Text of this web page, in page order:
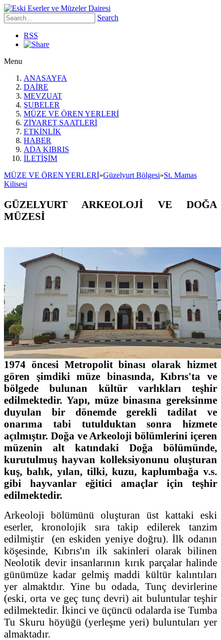
Search
RSS
Menu
ANASAYFA
DAİRE
MEVZUAT
ŞUBELER
MÜZE VE ÖREN YERLERİ
ZİYARET SAATLERİ
ETKİNLİK
HABER
ADA KIBRIS
İLETİŞİM
MÜZE VE ÖREN YERLERİ»Güzelyurt Bölgesi»St. Mamas
Kilisesi
GÜZELYURT ARKEOLOJİ VE DOĞA
MÜZESİ
1974 öncesi Metropolit binası olarak hizmet
gören şimdiki müze binasında, Kıbrıs'ta ve
bölgede bulunan kültür varlıkları teşhir
edilmektedir. Yapı, müze binasına gereksinme
duyulan bir dönemde gerekli tadilat ve
onarıma tabi tutulduktan sonra hizmete
açılmıştır. Doğa ve Arkeoloji bölümlerini içeren
müzenin alt katındaki Doğa bölümünde,
kurutulmuş hayvan kolleksiyonunu oluşturan
kuş, balık, yılan, tilki, kuzu, kaplumbağa v.s.
gibi hayvanlar eğitici amaçlar için teşhir
edilmektedir.
Arkeoloji bölümünü oluşturan üst kattaki eski
eserler, kronolojik sıra takip edilerek tanzim
edilmiştir (en eskiden yeniye doğru). İlk odanın
köşesinde, Kıbrıs'ın ilk sakinleri olarak bilinen
Neolotik devir insanlarının kırık parçalar halinde
günümüze kadar gelmiş maddi kültür kalıntıları
yer almaktdır. Yine bu odada, Tunç devirlerine
(eski, orta ve geç tunç devri) ait buluntular teşhir
edilmektedir. İkinci ve üçüncü odalarda ise Tumba
Tu Skuru höyüğü (yerleşme yeri) buluntuları yer
almaktadır.